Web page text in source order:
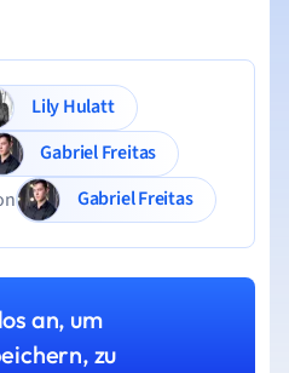
Lily Hulatt
Gabriel Freitas
Gabriel Freitas
an, um
zu